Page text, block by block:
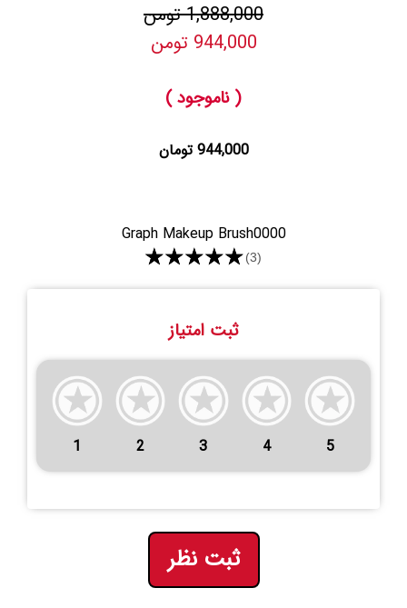
1,888,000 تومن
944,000 تومن
( ناموجود )
944,000 تومان
Graph Makeup Brush0000
★★★★★(3)
ثبت امتیاز
1 2 3 4 5
ثبت نظر